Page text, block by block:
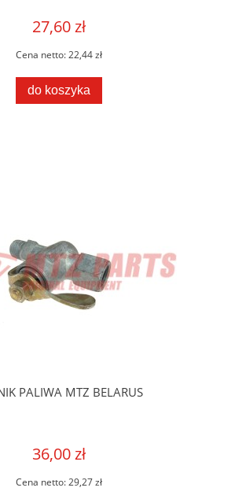
27,60 zł
Cena netto:22,44 zł
do koszyka
PALIWA MTZ BELARUS
36,00 zł
Cena netto:29,27 zł